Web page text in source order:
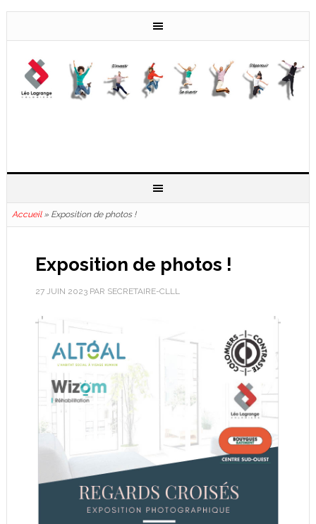
Accueil» Exposition de photos !
Exposition de photos !
27 JUIN 2023PAR SECRETAIRE-CLLL